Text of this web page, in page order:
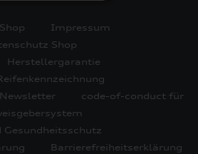
Impressum
Shop
Herstellergarantie
Newsletter
code-of-conduct für
Barrierefreiheitserklärung